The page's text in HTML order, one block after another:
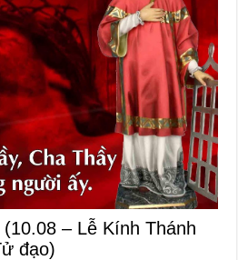
– Lễ Kính Thánh
đạo)